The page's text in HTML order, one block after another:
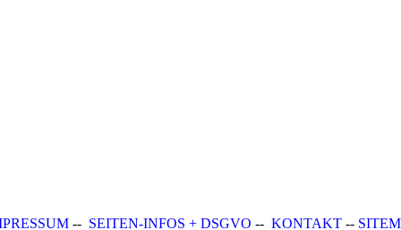
-- SEITEN-INFOS + DSGVO -- KONTAKT--